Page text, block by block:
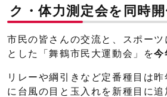
ク・体力測定会を同時開
市民の皆さんの交流と、スポー
とした「舞鶴市民大運動会」を今
リレーや綱引きなど定番種目は
に台風の目と玉入れを新種目に追